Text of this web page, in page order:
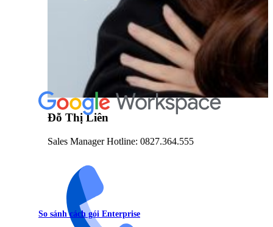
Đỗ Thị Liên
Sales Manager Hotline: 0827.364.555
So sánh cách gói Enterprise